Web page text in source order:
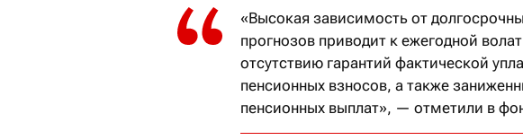
«Высокая зависимость от
прогнозов приводит к ежегодной
отсутствию гарантий фактической
пенсионных взносов, а также
пенсионных выплат», — отметили в